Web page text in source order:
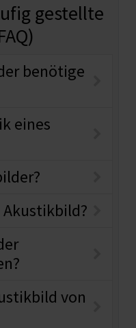
gestellte
benötige
eines
von